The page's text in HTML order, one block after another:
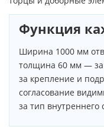
Функция
Ширина 1000 мм
толщина 60 мм — за
за крепление и
согласование
за тип внутреннего